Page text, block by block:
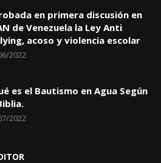
en primera discusión en
de Venezuela la Ley Anti
acoso y violencia escolar
2022
es el Bautismo en Agua Según
2022